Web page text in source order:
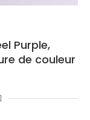
Purple,
de couleur